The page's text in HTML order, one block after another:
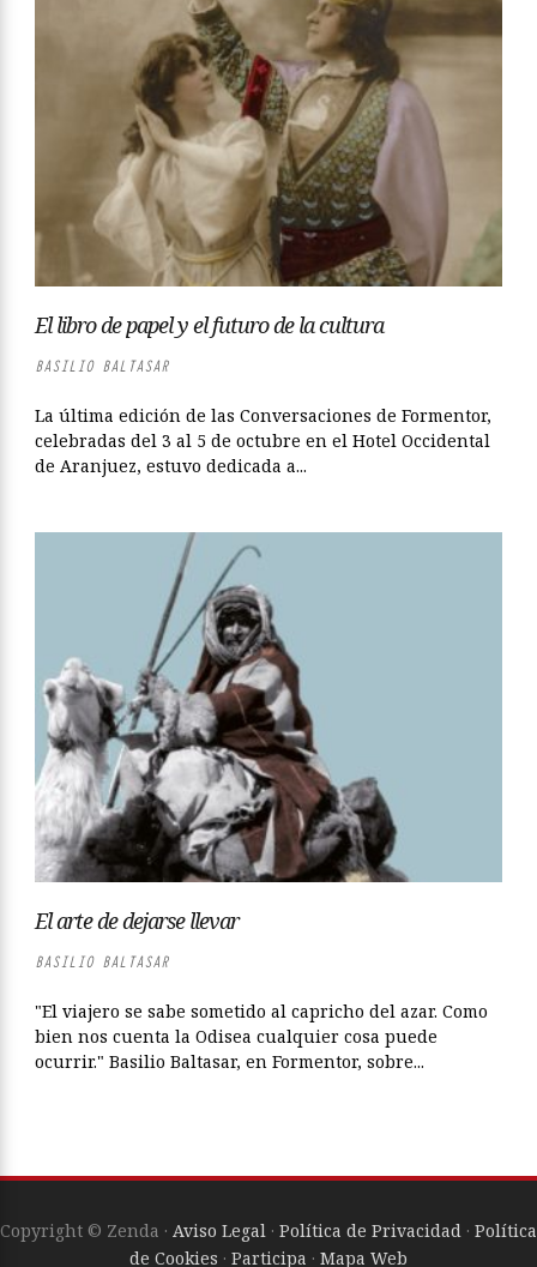
El libro de papel y el futuro de la cultura
BASILIO BALTASAR
La última edición de las Conversaciones de Formentor,
celebradas del 3 al 5 de octubre en el Hotel Occidental
de Aranjuez, estuvo dedicada a...
El arte de dejarse llevar
BASILIO BALTASAR
"El viajero se sabe sometido al capricho del azar. Como
bien nos cuenta la Odisea cualquier cosa puede
ocurrir." Basilio Baltasar, en Formentor, sobre...
Copyright © Zenda · Aviso Legal · Política de Privacidad · Política
de Cookies · Participa · Mapa Web